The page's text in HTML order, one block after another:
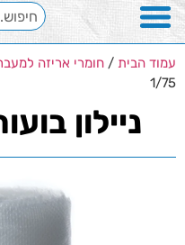
עמוד הבית / חומרי אריזה
1/75
ניילון